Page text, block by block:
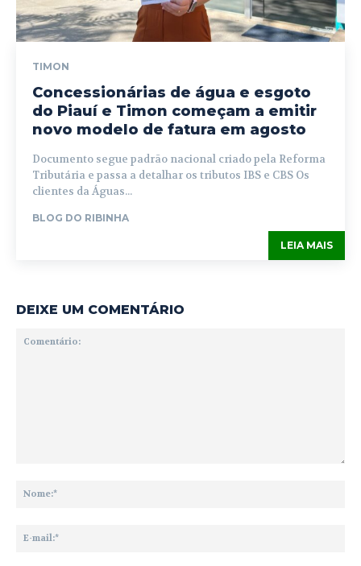
TIMON
Concessionárias de água e esgoto
do Piauí e Timon começam a emitir
novo modelo de fatura em agosto
Documento segue padrão nacional criado pela Reforma
Tributária e passa a detalhar os tributos IBS e CBS Os
clientes da Águas...
BLOG DO RIBINHA
LEIA MAIS
DEIXE UM COMENTÁRIO